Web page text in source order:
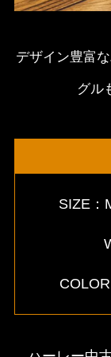
デザイン豊富
グル
SIZE：